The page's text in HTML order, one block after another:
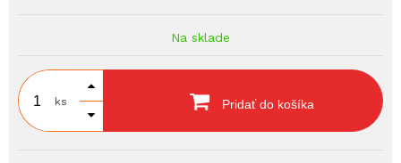
Na sklade
ks Pridať do košíka